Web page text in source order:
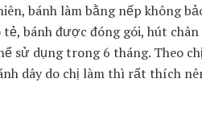
bánh làm bằng nếp không
bánh được đóng gói, hút
sử dụng trong 6 tháng. Theo
dây do chị làm thì rất thích